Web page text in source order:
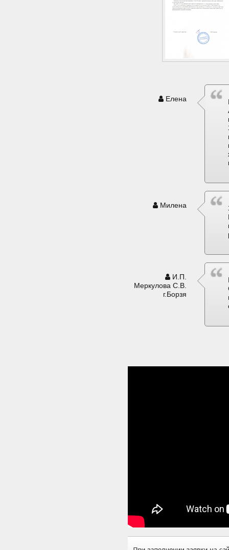
Елена
Милена
И.П.
Меркулова С.В.
г.Борзя